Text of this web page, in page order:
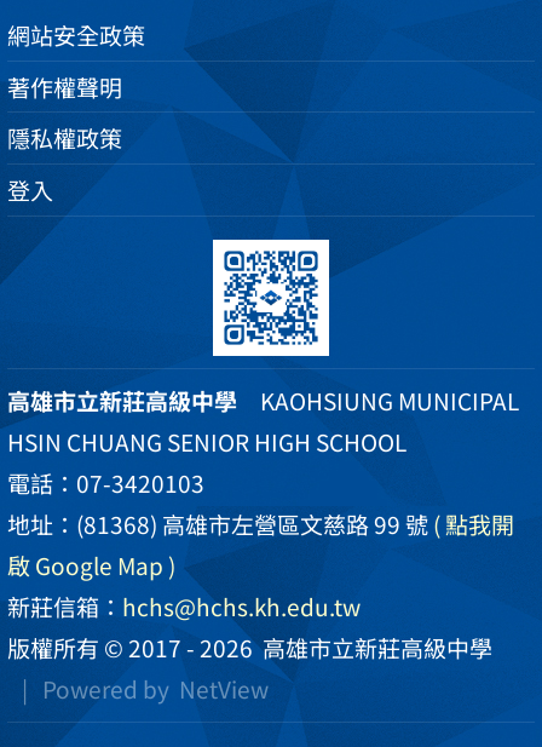
網站安全政策
著作權聲明
隱私權政策
登入
高雄市立新莊高級中學 KAOHSIUNG MUNICIPAL
HSIN CHUANG SENIOR HIGH SCHOOL
電話：07-3420103
地址：(81368) 高雄市左營區文慈路 99 號( 點我開
啟 Google Map )
新莊信箱： hchs@hchs.kh.edu.tw
版權所有 © 2017 - 2026高雄市立新莊高級中學
| Powered by NetView